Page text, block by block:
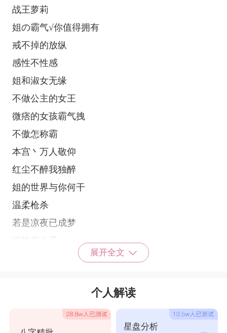
战王萝莉
姐の霸气√你值得拥有
戒不掉的放纵
感性不性感
姐和淑女无缘
不做公主的女王
微痞的女孩霸气拽
不傲怎称霸
本宫丶万人敬仰
红尘不醉我独醉
姐的世界与你何干
温柔枪杀
若是凉夜已成梦
菇凉长发未及腰
倾一池温柔
展开全文
个人解读
星盘分析